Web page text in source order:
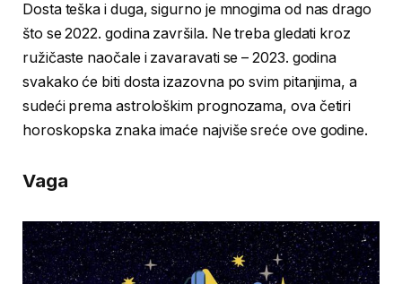
Dosta teška i duga, sigurno je mnogima od nas drago
što se 2022. godina završila. Ne treba gledati kroz
ružičaste naočale i zavaravati se – 2023. godina
svakako će biti dosta izazovna po svim pitanjima, a
sudeći prema astrološkim prognozama, ova četiri
horoskopska znaka imaće najviše sreće ove godine.
Vaga